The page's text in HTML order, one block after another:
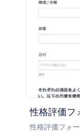
性格評価フ
性格評価フォ